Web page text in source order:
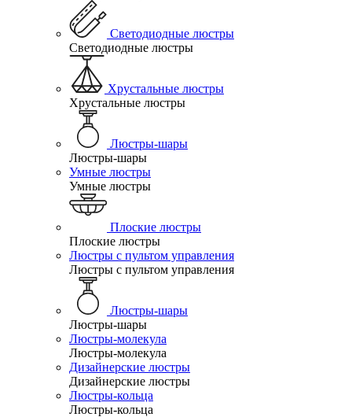
Светодиодные люстры
Светодиодные люстры
Хрустальные люстры
Хрустальные люстры
Люстры-шары
Люстры-шары
Умные люстры
Умные люстры
Плоские люстры
Плоские люстры
Люстры с пультом управления
Люстры с пультом управления
Люстры-шары
Люстры-шары
Люстры-молекула
Люстры-молекула
Дизайнерские люстры
Дизайнерские люстры
Люстры-кольца
Люстры-кольца